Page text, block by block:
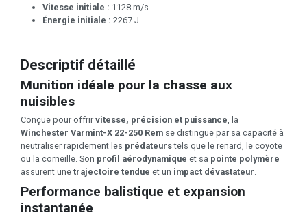
Vitesse initiale : 1128 m/s
Énergie initiale : 2267 J
Descriptif détaillé
Munition idéale pour la chasse aux
nuisibles
Conçue pour offrir vitesse, précision et puissance , la
Winchester Varmint-X 22-250 Rem se distingue par sa capacité à
neutraliser rapidement les prédateurstels que le renard, le coyote
ou la corneille. Son profil aérodynamique et sa pointe polymère
assurent une trajectoire tendue et un impact dévastateur
Performance balistique et expansion
instantanée